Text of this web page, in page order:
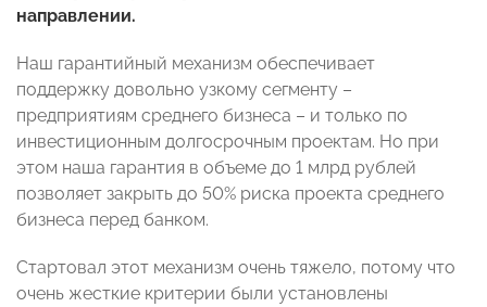
направлении.
Наш гарантийный механизм обеспечивает
поддержку довольно узкому сегменту –
предприятиям среднего бизнеса – и только по
инвестиционным долгосрочным проектам. Но при
этом наша гарантия в объеме до 1 млрд рублей
позволяет закрыть до 50% риска проекта среднего
бизнеса перед банком.
Стартовал этот механизм очень тяжело, потому что
очень жесткие критерии были установлены